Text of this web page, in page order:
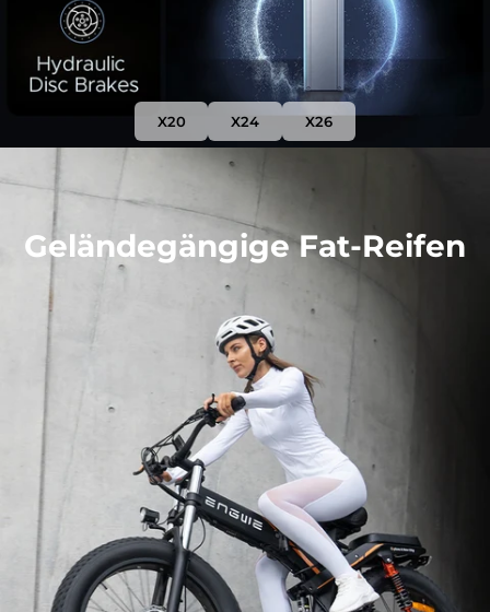
X20 X24 X26
Geländegängige Fat-Reifen